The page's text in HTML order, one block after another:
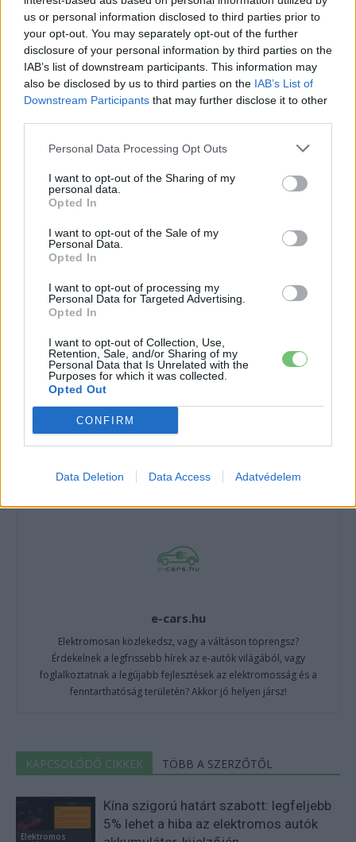
us or personal information disclosed to third parties prior to
your opt-out. You may separately opt-out of the further
disclosure of your personal information by third parties on the
IAB’s list of downstream participants. This information may
also be disclosed by us to third parties on the IAB’s List of
Downstream Participants that may further disclose it to other
Personal Data Processing Opt Outs
I want to opt-out of the Sharing of my
personal data.
Opted In
I want to opt-out of the Sale of my
Personal Data.
Opted In
I want to opt-out of processing my
Personal Data for Targeted Advertising.
Opted In
I want to opt-out of Collection, Use,
Retention, Sale, and/or Sharing of my
Personal Data that Is Unrelated with the
Purposes for which it was collected.
Opted Out
CONFIRM
Data Deletion Data Access Adatvédelem
btn_bg_color=”rgba(175,175,175,0.15)”
btn_hover=”ubtn-fade-bg” btn_anim_effect=”ulta-
shrink”
btn_bg_color_hover=”rgba(175,175,175,0.15)”
btn_title_color_hover=”#06c100″ icon=”none”
icon_size=”30″ icon_color=”#3b5998″
btn_shadow=”shd-bottom”
btn_shadow_color=”#3b5998″
btn_shadow_color_hover=”#06c100″
btn_shadow_size=”2″ btn_font_size=”desktop:14px;”
btn_font_style=”font-weight:bold;”]
Kövesd az e-cars.hu-t a Facebookon is, további
tartalmakért!
CÍMKÉK Elektromos autó Lotus Omega
e-cars.hu
Elektromosan közlekedsz, vagy a váltáson töprengsz?
Érdekelnek a legfrissebb hírek az e-autók világából, vagy
foglalkoztatnak a legújabb fejlesztések az elektromosság és a
fenntarthatóság területén? Akkor jó helyen jársz!
KAPCSOLÓDÓ CIKKEK TÖBB A SZERZŐTŐL
Elektromos
Kína szigorú határt szabott: legfeljebb
5% lehet a hiba az elektromos autók